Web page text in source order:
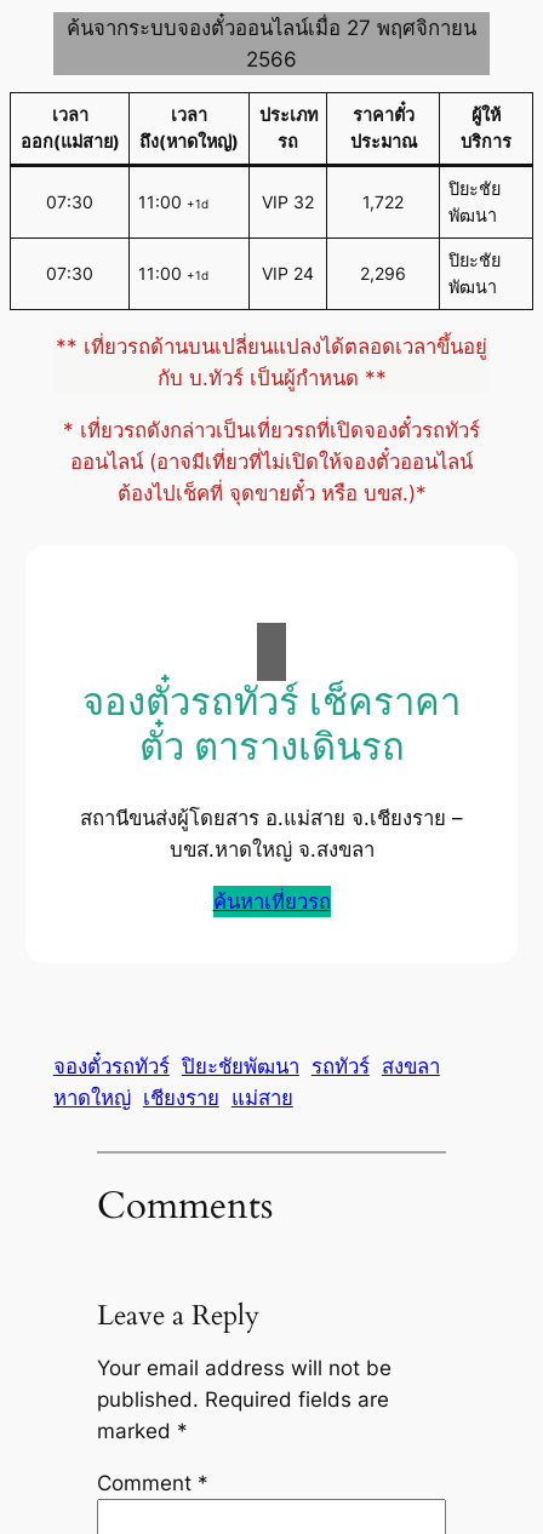
ค้นจากระบบจองตั๋วออนไลน์เมื่อ 27 พฤศจิกายน
2566
เวลา
ออก(แม่สาย)
เวลา
ถึง(หาดใหญ่)
ประเภท
รถ
ราคาตั๋ว
ประมาณ
ผู้ให้
บริการ
07:30 11:00 +1d VIP 32 1,722
ปิยะชัย
พัฒนา
07:30 11:00 +1d VIP 24 2,296
ปิยะชัย
พัฒนา
** เที่ยวรถด้านบนเปลี่ยนแปลงได้ตลอดเวลาขึ้นอยู่
กับ บ.ทัวร์ เป็นผู้กำหนด **
* เที่ยวรถดังกล่าวเป็นเที่ยวรถที่เปิดจองตั๋วรถทัวร์
ออนไลน์ (อาจมีเที่ยวที่ไม่เปิดให้จองตั๋วออนไลน์
ต้องไปเช็คที่ จุดขายตั๋ว หรือ บขส.)*
จองตั๋วรถทัวร์ เช็คราคา
ตั๋ว ตารางเดินรถ
สถานีขนส่งผู้โดยสาร อ.แม่สาย จ.เชียงราย –
บขส.หาดใหญ่ จ.สงขลา
ค้นหาเที่ยวรถ
จองตั๋วรถทัวร์ ปิยะชัยพัฒนา รถทัวร์ สงขลา
หาดใหญ่ เชียงราย แม่สาย
Comments
Leave a Reply
Your email address will not be
published. Required fields are
marked *
Comment *